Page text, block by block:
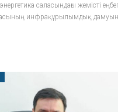
саласындағы жемісті
инфрақұрылымдық